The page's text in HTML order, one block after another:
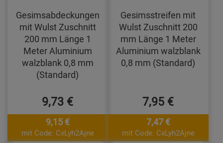
Gesimsabdeckungen
mit Wulst Zuschnitt
200 mm Länge 1
Meter Aluminium
walzblank 0,8 mm
(Standard)
9,73 €
9,15 €
mit Code: CxLyh2Ajne
Gesimsstreifen mit
Wulst Zuschnitt 200
mm Länge 1 Meter
Aluminium walzblank
0,8 mm (Standard)
7,95 €
7,47 €
mit Code: CxLyh2Ajne